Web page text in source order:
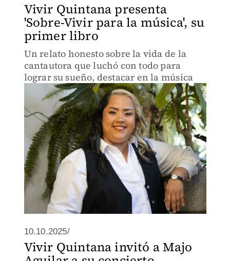
Vivir Quintana presenta
'Sobre-Vivir para la música', su
primer libro
Un relato honesto sobre la vida de la
cantautora que luchó con todo para
lograr su sueño, destacar en la música
10.10.2025/
Vivir Quintana invitó a Majo